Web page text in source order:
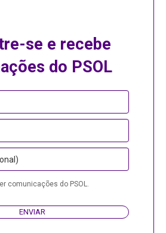
se e recebe
do PSOL
comunicações do PSOL.
ENVIAR